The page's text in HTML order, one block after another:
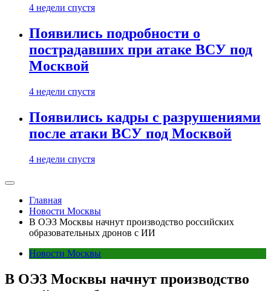
4 недели спустя
Появились подробности о
пострадавших при атаке ВСУ под
Москвой
4 недели спустя
Появились кадры с разрушениями
после атаки ВСУ под Москвой
4 недели спустя
Главная
Новости Москвы
В ОЭЗ Москвы начнут производство российских
образовательных дронов с ИИ
Новости Москвы
В ОЭЗ Москвы начнут производство